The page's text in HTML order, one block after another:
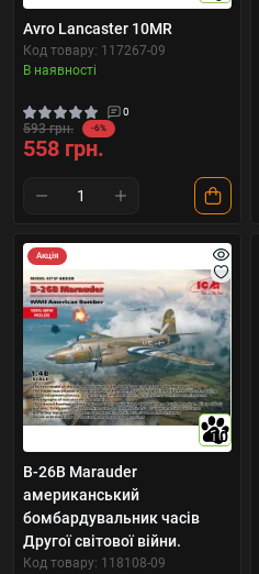
Avro Lancaster 10MR
Код товару: 117267-09
В наявності
0
593 грн. -6%
558 грн.
Акція
10
B-26B Marauder
американський
бомбардувальник часів
Другої світової війни.
Код товару: 118108-09